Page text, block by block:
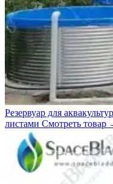
Резервуар для
листами Смотреть товар